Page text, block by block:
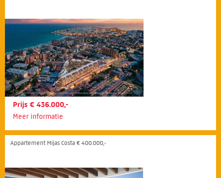
Prijs € 436.000,-
Meer informatie
Appartement Mijas Costa € 400.000,-